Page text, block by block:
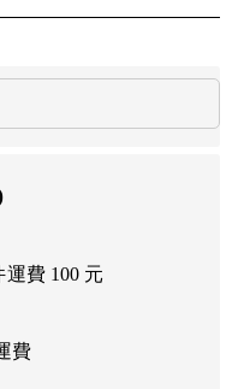
運費 100 元
費